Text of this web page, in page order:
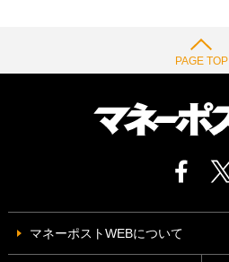
PAGE TOP
マネーポストWEBについて